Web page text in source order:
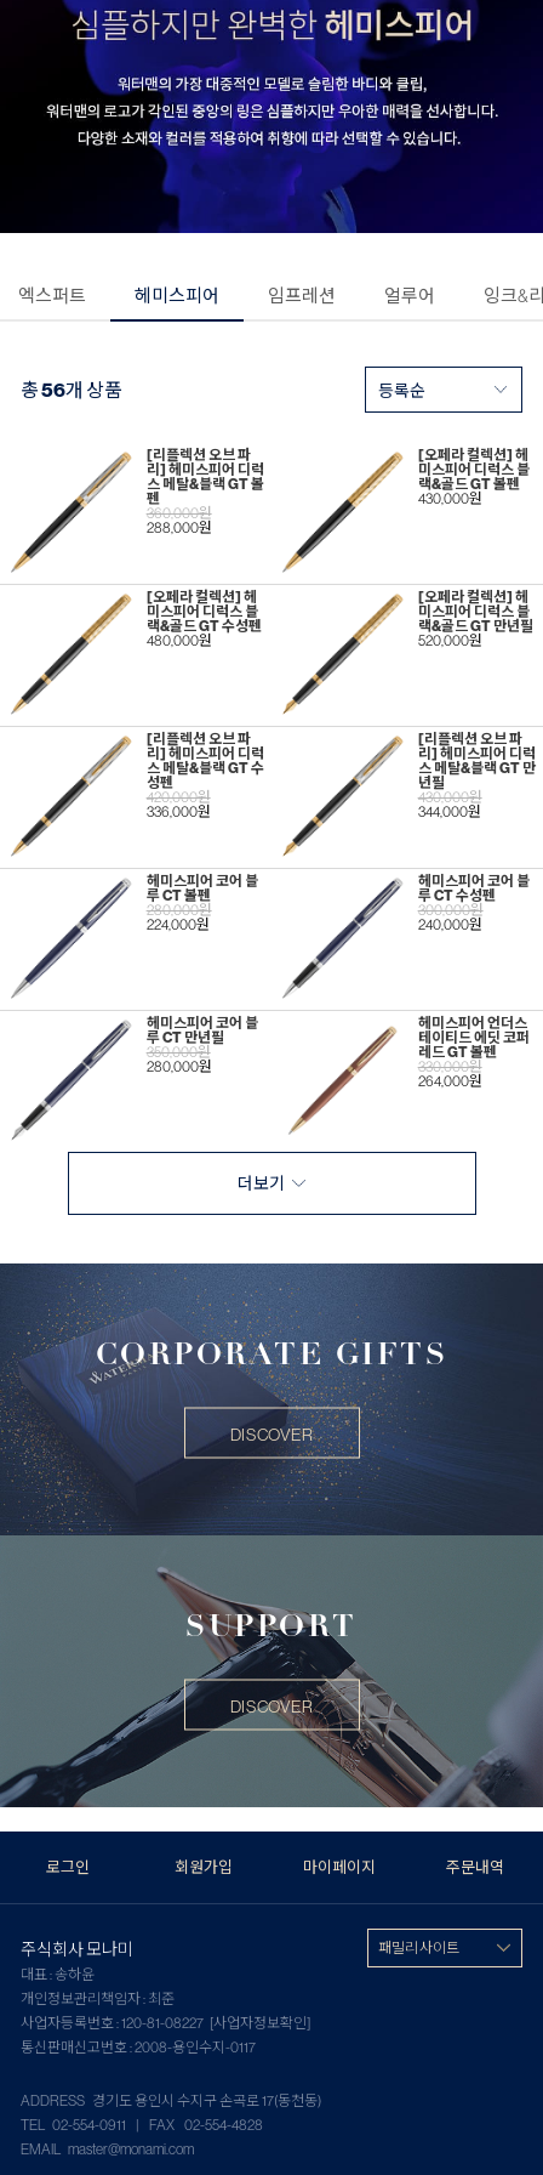
엑스퍼트 헤미스피어 임프레션 얼루어 잉크&
총56개 상품
[리플렉션 오브 파
리] 헤미스피어 디럭
스 메탈&블랙 GT 볼
펜
360,000원
288,000원
[오페라 컬렉션] 헤
미스피어 디럭스 블
랙&골드 GT 볼펜
430,000원
[오페라 컬렉션] 헤
미스피어 디럭스 블
랙&골드 GT 수성펜
480,000원
[오페라 컬렉션] 헤
미스피어 디럭스 블
랙&골드 GT 만년필
520,000원
[리플렉션 오브 파
리] 헤미스피어 디럭
스 메탈&블랙 GT 수
성펜
420,000원
336,000원
[리플렉션 오브 파
리] 헤미스피어 디럭
스 메탈&블랙 GT 만
년필
430,000원
344,000원
헤미스피어 코어 블
루 CT 볼펜
280,000원
224,000원
헤미스피어 코어 블
루 CT 수성펜
300,000원
240,000원
헤미스피어 코어 블
루 CT 만년필
350,000원
280,000원
헤미스피어 언더스
테이티드 에딧 코퍼
레드 GT 볼펜
330,000원
264,000원
더보기
CORPORATE GIFTS
DISCOVER
SUPPORT
DISCOVER
로그인 회원가입 마이페이지 주문내역
주식회사 모나미
대표 : 송하윤
개인정보관리책임자 : 최준
사업자등록번호 : 120-81-08227 [사업자정보확인]
통신판매신고번호 : 2008-용인수지-0117
ADDRESS 경기도 용인시 수지구 손곡로 17(동천동)
TEL 02-554-0911 | FAX 02-554-4828
EMAIL master@monami.com
패밀리 사이트